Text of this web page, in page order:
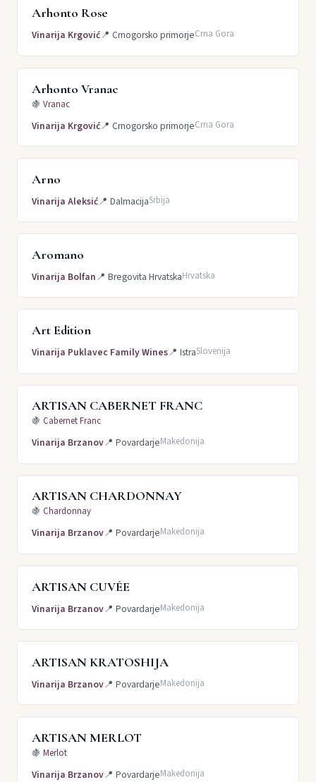
Arhonto Rose
Vinarija Krgović📍 Crnogorsko primorjeCrna Gora
Arhonto Vranac
🍇 Vranac
Vinarija Krgović📍 Crnogorsko primorjeCrna Gora
Arno
Vinarija Aleksić📍 DalmacijaSrbija
Aromano
Vinarija Bolfan📍 Bregovita HrvatskaHrvatska
Art Edition
Vinarija Puklavec Family Wines📍 IstraSlovenija
ARTISAN CABERNET FRANC
🍇 Cabernet Franc
Vinarija Brzanov📍 PovardarjeMakedonija
ARTISAN CHARDONNAY
🍇 Chardonnay
Vinarija Brzanov📍 PovardarjeMakedonija
ARTISAN CUVÉE
Vinarija Brzanov📍 PovardarjeMakedonija
ARTISAN KRATOSHIJA
Vinarija Brzanov📍 PovardarjeMakedonija
ARTISAN MERLOT
🍇 Merlot
Vinarija Brzanov📍 PovardarjeMakedonija